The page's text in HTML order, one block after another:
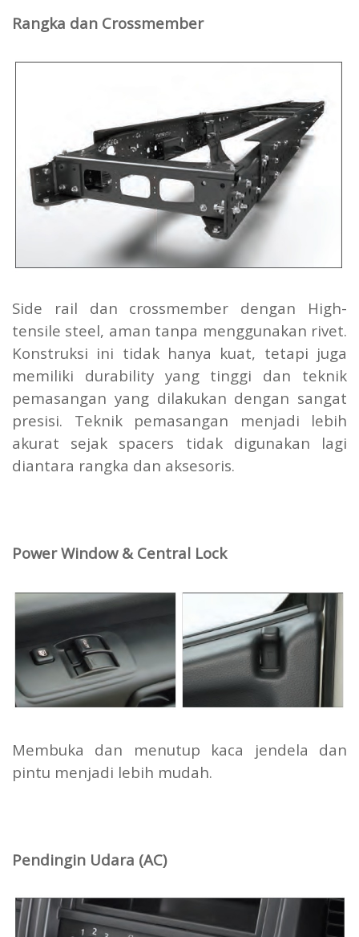
Rangka dan Crossmember
Side rail dan crossmember dengan High-
tensile steel, aman tanpa menggunakan rivet.
Konstruksi ini tidak hanya kuat, tetapi juga
memiliki durability yang tinggi dan teknik
pemasangan yang dilakukan dengan sangat
presisi. Teknik pemasangan menjadi lebih
akurat sejak spacers tidak digunakan lagi
diantara rangka dan aksesoris.
Power Window & Central Lock
Membuka dan menutup kaca jendela dan
pintu menjadi lebih mudah.
Pendingin Udara (AC)